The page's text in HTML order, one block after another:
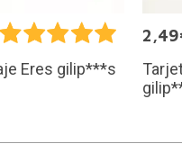
Eres gilip***s